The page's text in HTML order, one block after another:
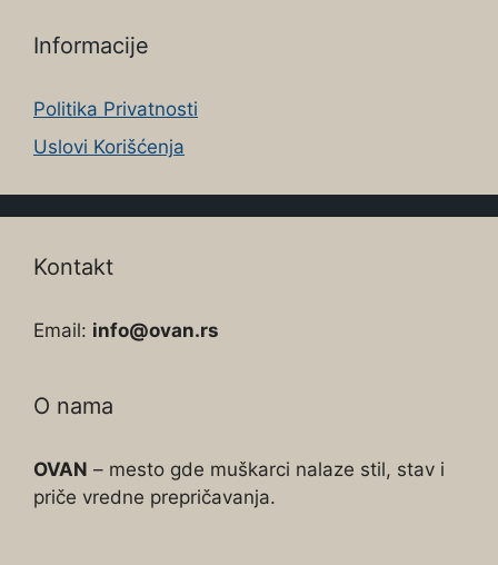
Informacije
Politika Privatnosti
Uslovi Korišćenja
Kontakt
Email: info@ovan.rs
O nama
OVAN – mesto gde muškarci nalaze stil, stav i
priče vredne prepričavanja.